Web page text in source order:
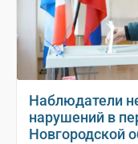
Наблюдатели
нарушений в
Новгородской